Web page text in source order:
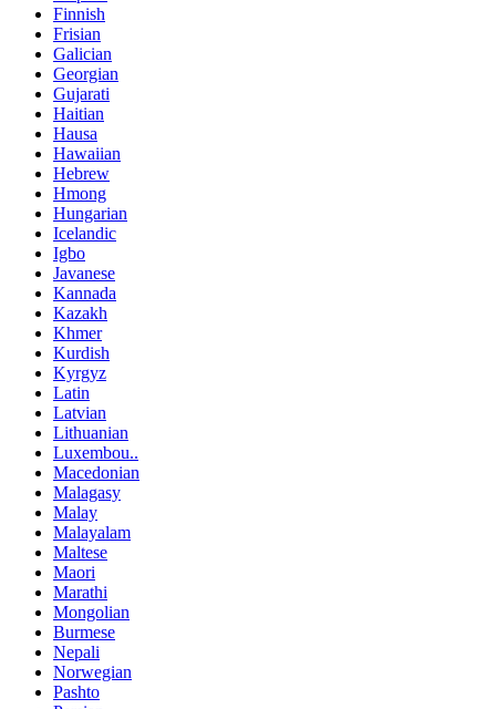
Finnish
Frisian
Galician
Georgian
Gujarati
Haitian
Hausa
Hawaiian
Hebrew
Hmong
Hungarian
Icelandic
Igbo
Javanese
Kannada
Kazakh
Khmer
Kurdish
Kyrgyz
Latin
Latvian
Lithuanian
Luxembou..
Macedonian
Malagasy
Malay
Malayalam
Maltese
Maori
Marathi
Mongolian
Burmese
Nepali
Norwegian
Pashto